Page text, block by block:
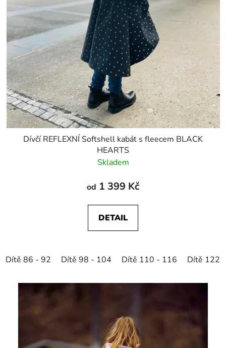
Dívčí REFLEXNÍ Softshell kabát s fleecem BLACK
HEARTS
Skladem
od 1 399 Kč
DETAIL
Dítě 86 - 92 Dítě 98 - 104 Dítě 110 - 116 Dítě 122